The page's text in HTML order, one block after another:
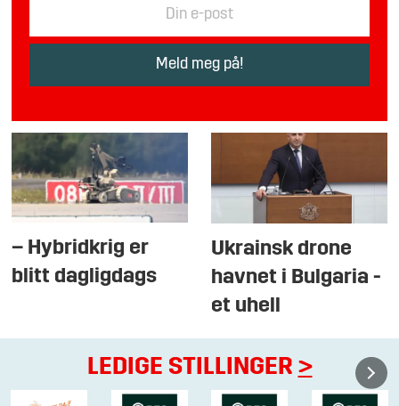
– Hybridkrig er
blitt dagligdags
Ukrainsk drone
havnet i Bulgaria -
et uhell
LEDIGE STILLINGER >